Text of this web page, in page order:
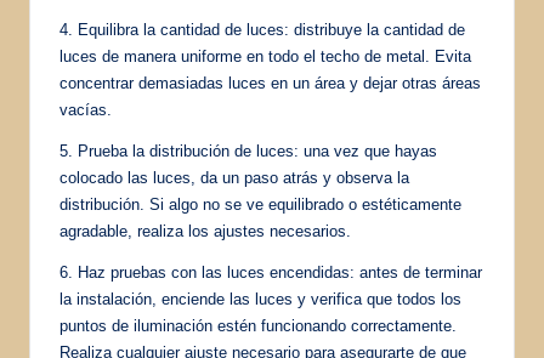
4. Equilibra la cantidad de luces: distribuye la cantidad de
luces de manera uniforme en todo el techo de metal. Evita
concentrar demasiadas luces en un área y dejar otras áreas
vacías.
5. Prueba la distribución de luces: una vez que hayas
colocado las luces, da un paso atrás y observa la
distribución. Si algo no se ve equilibrado o estéticamente
agradable, realiza los ajustes necesarios.
6. Haz pruebas con las luces encendidas: antes de terminar
la instalación, enciende las luces y verifica que todos los
puntos de iluminación estén funcionando correctamente.
Realiza cualquier ajuste necesario para asegurarte de que